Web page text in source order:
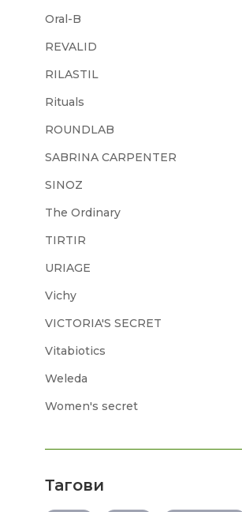
Oral-B
REVALID
RILASTIL
Rituals
ROUNDLAB
SABRINA CARPENTER
SINOZ
The Ordinary
TIRTIR
URIAGE
Vichy
VICTORIA'S SECRET
Vitabiotics
Weleda
Women's secret
Тагови